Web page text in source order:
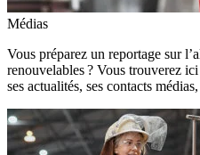
Médias
Vous préparez un reportage sur
renouvelables ? Vous trouverez
ses actualités, ses contacts